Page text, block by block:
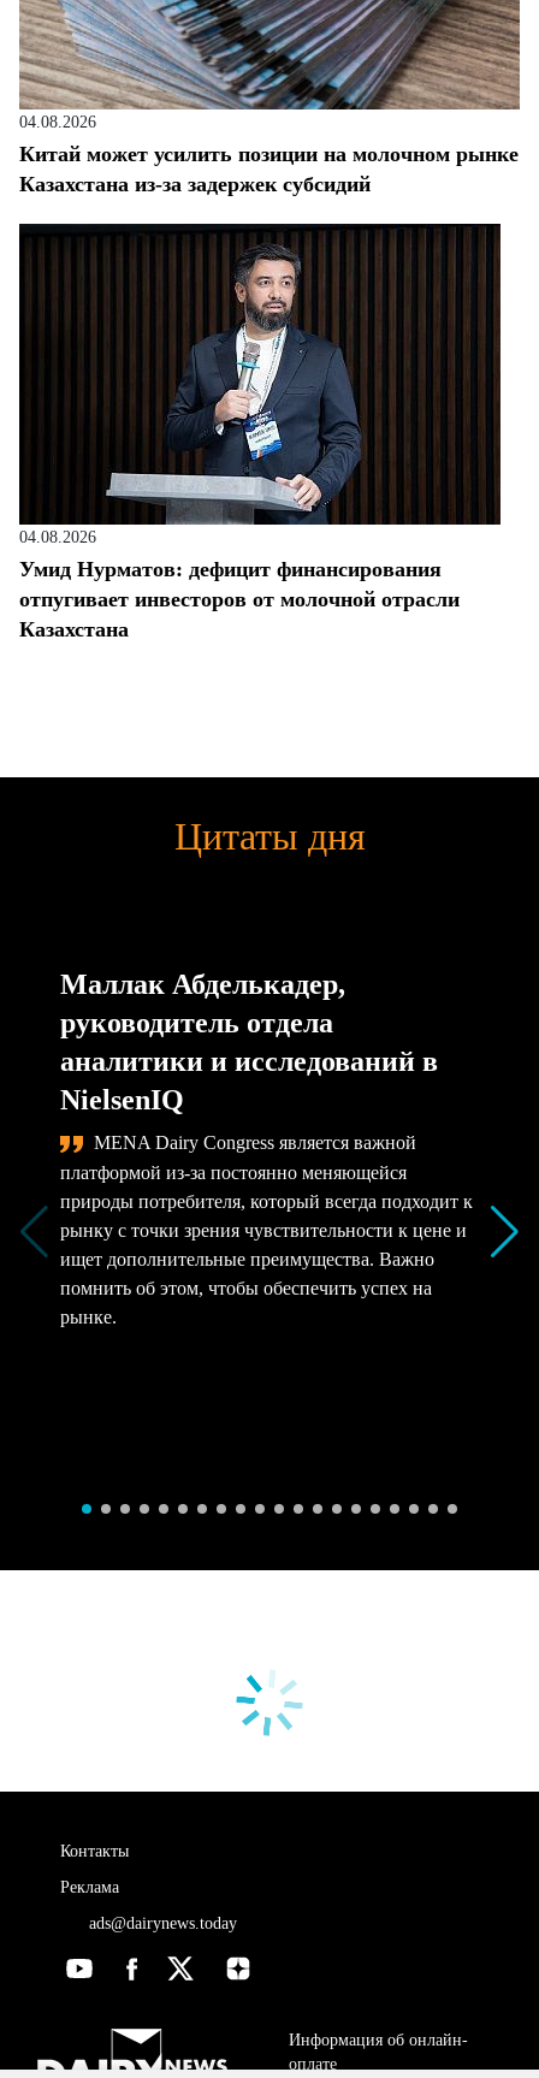
04.08.2026
Китай может усилить позиции на молочном рынке
Казахстана из-за задержек субсидий
04.08.2026
Умид Нурматов: дефицит финансирования
отпугивает инвесторов от молочной отрасли
Казахстана
Цитаты дня
Маллак Абделькадер,
руководитель отдела
аналитики и исследований в
NielsenIQ
MENA Dairy Congress является важной
платформой из-за постоянно меняющейся
природы потребителя, который всегда подходит к
рынку с точки зрения чувствительности к цене и
ищет дополнительные преимущества. Важно
помнить об этом, чтобы обеспечить успех на
рынке.
Контакты
Реклама
ads@dairynews.today
Информация об онлайн-
оплате